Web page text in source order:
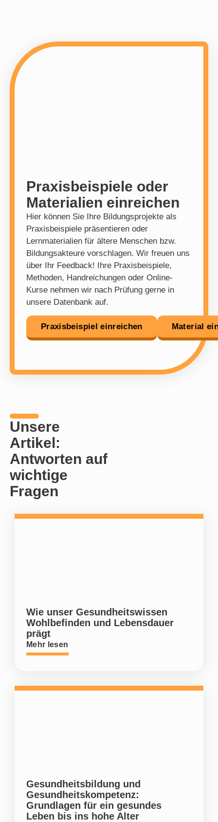
Praxisbeispiele oder
Materialien einreichen
Hier können Sie Ihre Bildungsprojekte als
Praxisbeispiele präsentieren oder
Lernmaterialien für ältere Menschen bzw.
Bildungsakteure vorschlagen. Wir freuen uns
über Ihr Feedback! Ihre Praxisbeispiele,
Methoden, Handreichungen oder Online-
Kurse nehmen wir nach Prüfung gerne in
unsere Datenbank auf.
Praxisbeispiel einreichen Material
Unsere
Artikel:
Antworten auf
wichtige
Fragen
Wie unser Gesundheitswissen
Wohlbefinden und Lebensdauer
prägt
Mehr lesen
Gesundheitsbildung und
Gesundheitskompetenz:
Grundlagen für ein gesundes
Leben bis ins hohe Alter